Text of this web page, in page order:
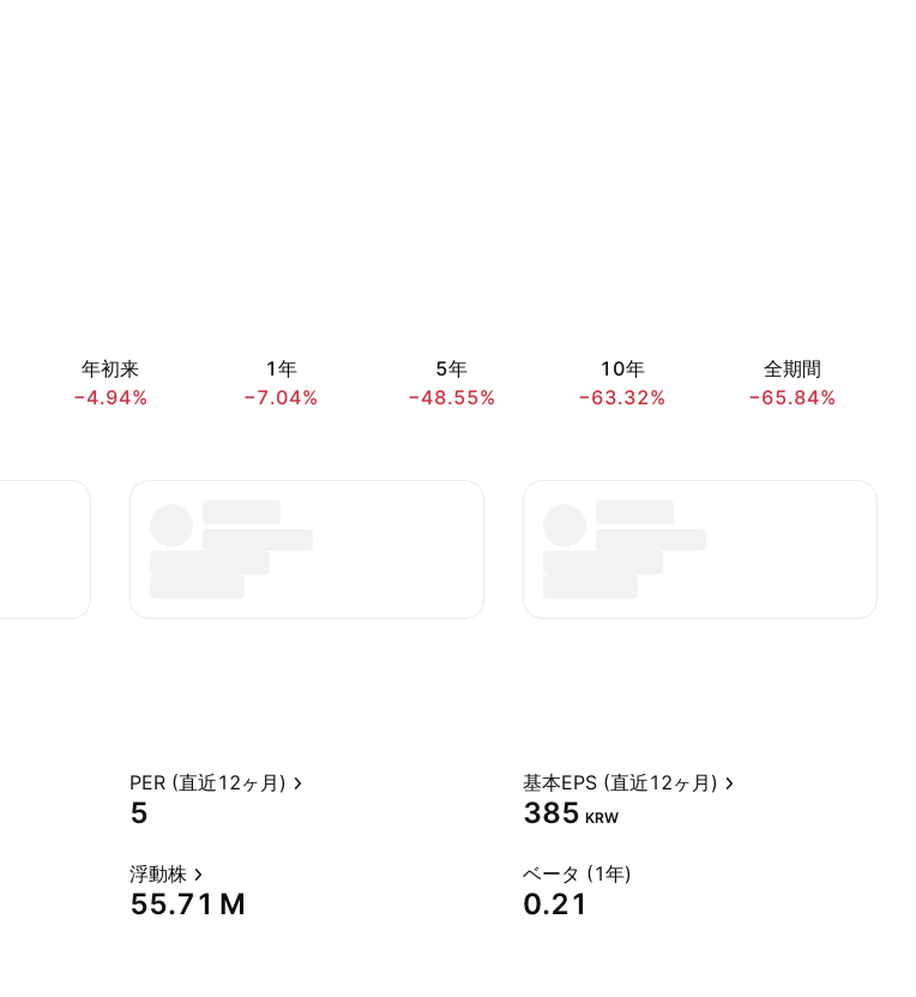
年初来
−4.94%
1年
−7.04%
5年
−48.55%
10年
−63.32%
全期間
−65.84%
PER (直近12ヶ月)
5
基本EPS (直近12ヶ月)
385 KRW
浮動株
‪55.71 M‬
ベータ (1年)
0.21